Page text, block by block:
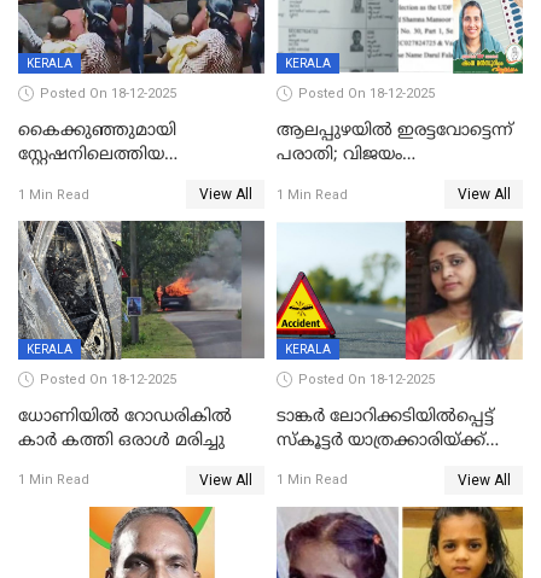
KERALA
Posted On 18-12-2025
കൈക്കുഞ്ഞുമായി
സ്റ്റേഷനിലെത്തിയ
കരണത്തടിച്ചു; CC ടിവി
ദൃശ്യങ്ങൾ പുറത്ത്
1 Min Read View All
KERALA
Posted On 18-12-2025
ആലപ്പുഴയിൽ ഇരട്ടവോട്ടെന്ന്
പരാതി; വിജയം
വാർഡിലെ എൽഡിഎഫ്
സ്ഥാനാർത്ഥി
1 Min Read View All
KERALA
Posted On 18-12-2025
ധോണിയിൽ റോഡരികിൽ
കാർ കത്തി ഒരാൾ മരിച്ചു
1 Min Read View All
KERALA
Posted On 18-12-2025
ടാങ്കർ ലോറിക്കടിയിൽപ്പെട്ട്
സ്കൂട്ടർ യാത്രക്കാരിയ്ക്ക്
കണ്ടോത്ത് ദേശീയ പാതയിൽ
1 Min Read View All